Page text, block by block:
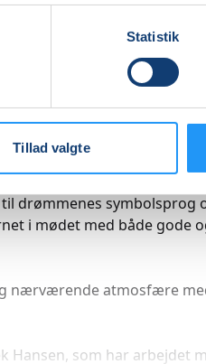
Statistik
Tillad valgte
kan lytte til og tale om
tryghed, balance,
drømmenes symbolsprog
i mødet med både gode
nærværende atmosfære
Hansen, som har arbejdet